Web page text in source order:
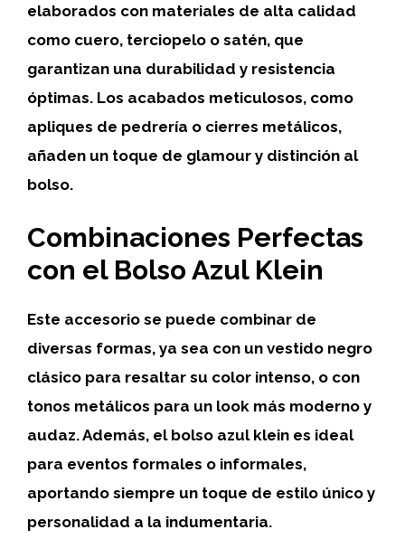
elaborados con materiales de alta calidad
como cuero, terciopelo o satén, que
garantizan una durabilidad y resistencia
óptimas. Los acabados meticulosos, como
apliques de pedrería o cierres metálicos,
añaden un toque de glamour y distinción al
bolso.
Combinaciones Perfectas
con el Bolso Azul Klein
Este accesorio se puede combinar de
diversas formas, ya sea con un vestido negro
clásico para resaltar su color intenso, o con
tonos metálicos para un look más moderno y
audaz. Además, el bolso azul klein es ideal
para eventos formales o informales,
aportando siempre un toque de estilo único y
personalidad a la indumentaria.